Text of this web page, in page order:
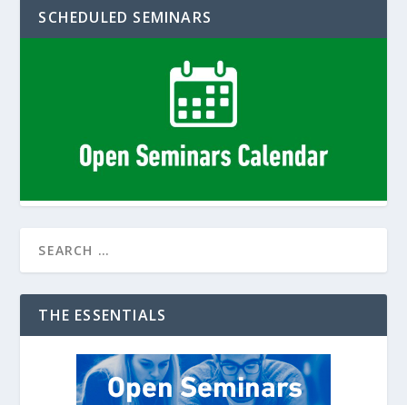
SCHEDULED SEMINARS
THE ESSENTIALS